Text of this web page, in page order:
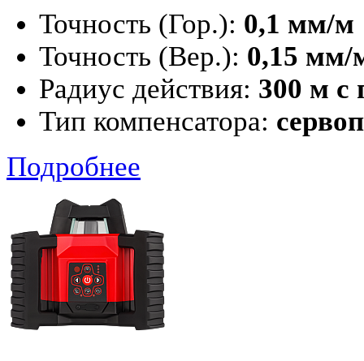
Точность (Гор.): 0,1 мм/м
Точность (Вер.): 0,15 мм/
Радиус действия: 300 м с
Тип компенсатора:
Подробнее